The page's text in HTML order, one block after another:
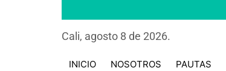
Cali, agosto 8 de 2026.
INICIO NOSOTROS PAUTAS